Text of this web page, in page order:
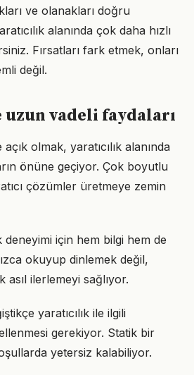
ve olanakları doğru
alanında çok daha hızlı
Fırsatları fark etmek, onları
değil.
uzun vadeli faydaları
olmak, yaratıcılık alanında
önüne geçiyor. Çok boyutlu
çözümler üretmeye zemin
deneyimi için hem bilgi hem de
okuyup dinlemek değil,
ilerlemeyi sağlıyor.
yaratıcılık ile ilgili
gerekiyor. Statik bir
yetersiz kalabiliyor.